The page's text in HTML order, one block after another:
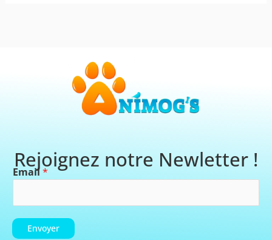
Rejoignez notre Newletter !
Email*
Envoyer